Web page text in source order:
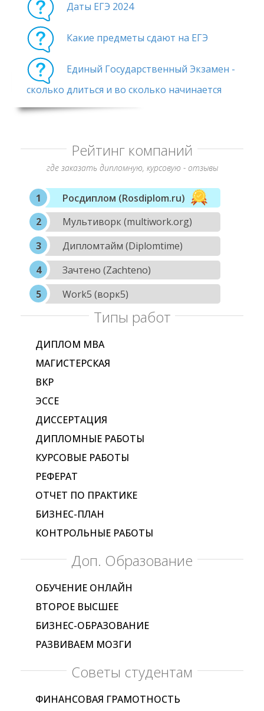
Даты ЕГЭ 2024
Какие предметы сдают на ЕГЭ
Единый Государственный Экзамен -
сколько длиться и во сколько начинается
Рейтинг компаний
где заказать дипломную, курсовую - отзывы
Росдиплом (Rosdiplom.ru)
Мультиворк (multiwork.org)
Дипломтайм (Diplomtime)
Зачтено (Zachteno)
Work5 (ворк5)
Типы работ
ДИПЛОМ МВА
МАГИСТЕРСКАЯ
ВКР
ЭССЕ
ДИССЕРТАЦИЯ
ДИПЛОМНЫЕ РАБОТЫ
КУРСОВЫЕ РАБОТЫ
РЕФЕРАТ
ОТЧЕТ ПО ПРАКТИКЕ
БИЗНЕС-ПЛАН
КОНТРОЛЬНЫЕ РАБОТЫ
Доп. Образование
ОБУЧЕНИЕ ОНЛАЙН
ВТОРОЕ ВЫСШЕЕ
БИЗНЕС-ОБРАЗОВАНИЕ
РАЗВИВАЕМ МОЗГИ
Советы студентам
ФИНАНСОВАЯ ГРАМОТНОСТЬ